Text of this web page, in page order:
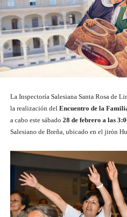
La Inspectoría Salesiana Santa Rosa de
la realización del Encuentro de la
a cabo este sábado 28 de febrero a las
Salesiano de Breña, ubicado en el jirón